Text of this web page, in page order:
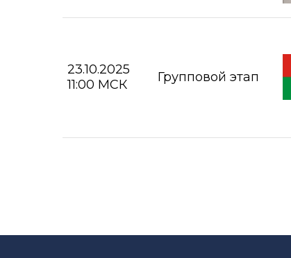
23.10.2025
11:00 МСК
Групповой этап